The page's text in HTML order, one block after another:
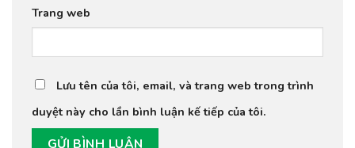
Trang web
Lưu tên của tôi, email, và trang web trong trình
duyệt này cho lần bình luận kế tiếp của tôi.